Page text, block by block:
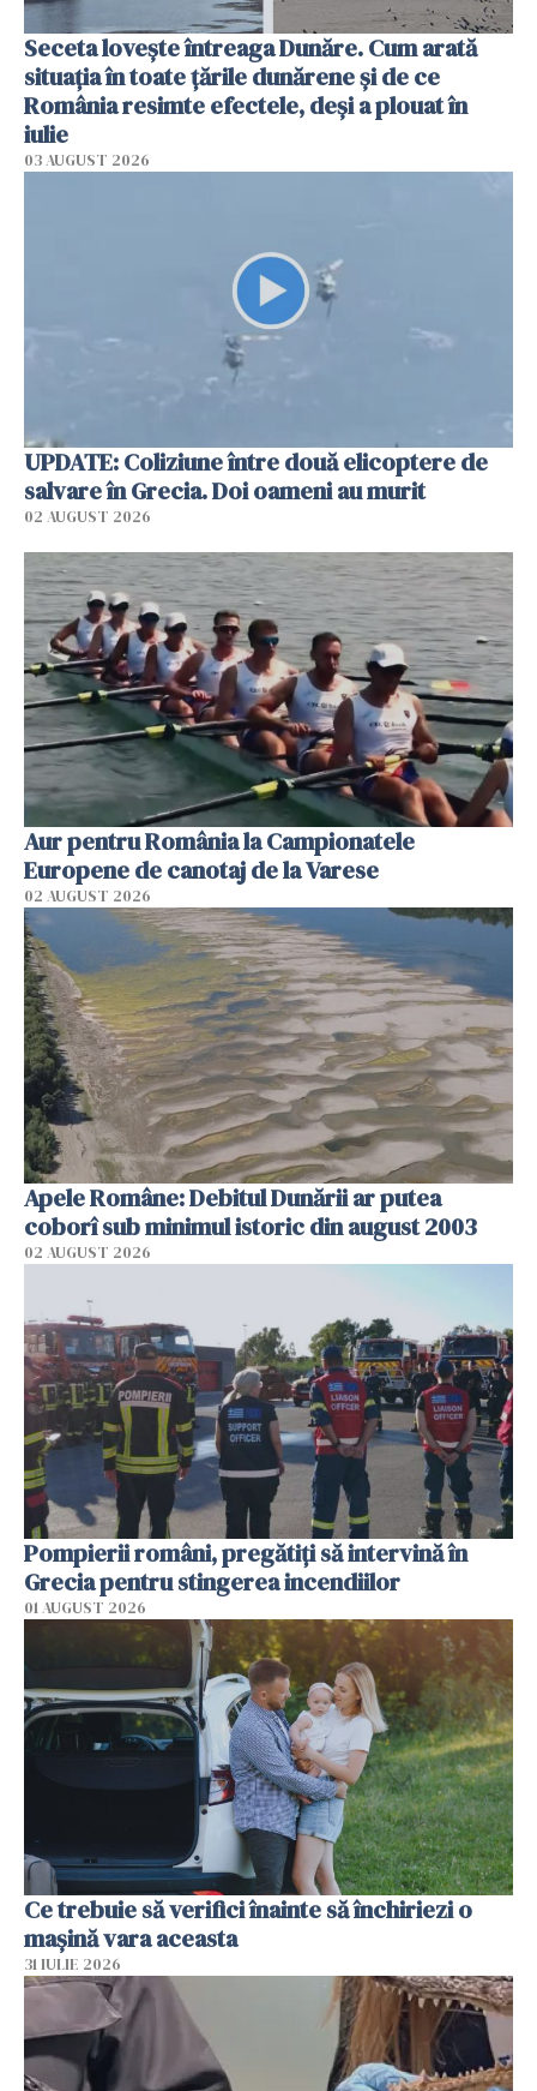
Seceta lovește întreaga Dunăre. Cum arată
situația în toate țările dunărene și de ce
România resimte efectele, deși a plouat în
iulie
03 AUGUST 2026
UPDATE: Coliziune între două elicoptere de
salvare în Grecia. Doi oameni au murit
02 AUGUST 2026
Aur pentru România la Campionatele
Europene de canotaj de la Varese
02 AUGUST 2026
Apele Române: Debitul Dunării ar putea
coborî sub minimul istoric din august 2003
02 AUGUST 2026
Pompierii români, pregătiţi să intervină în
Grecia pentru stingerea incendiilor
01 AUGUST 2026
Ce trebuie să verifici înainte să închiriezi o
mașină vara aceasta
31 IULIE 2026